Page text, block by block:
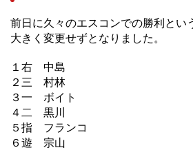
前日に久々のエスコンでの勝利とい
大きく変更せずとなりました。
１右 中島
２三 村林
３一 ボイト
４二 黒川
５指 フランコ
６遊 宗山